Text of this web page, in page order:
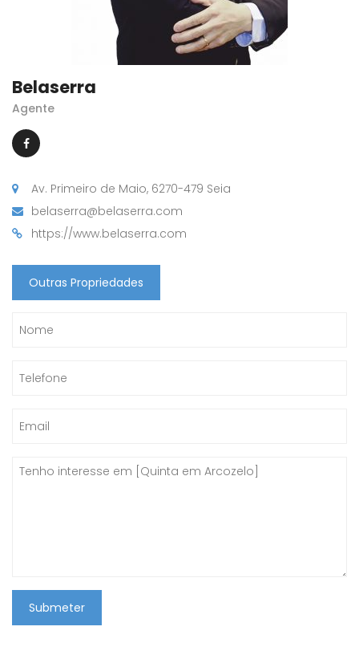
Belaserra
Agente
Av. Primeiro de Maio, 6270-479 Seia
belaserra@belaserra.com
https://www.belaserra.com
Outras Propriedades
Submeter